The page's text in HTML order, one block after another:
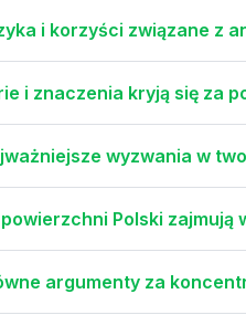
i korzyści związane z
i znaczenia kryją się za
wyzwania w
Polski zajmują
argumenty za